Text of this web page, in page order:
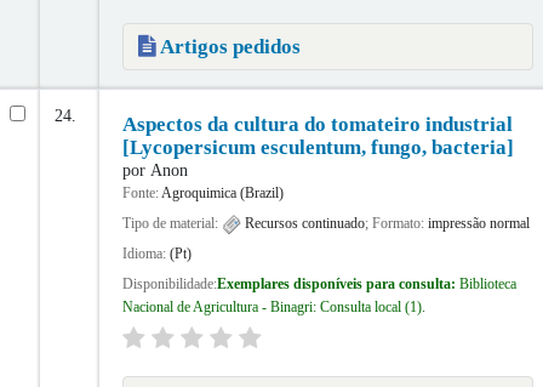
Artigos pedidos
24.
Aspectos da cultura do tomateiro industrial
[Lycopersicum esculentum, fungo, bacteria]
por Anon
Fonte: Agroquimica (Brazil)
Tipo de material:
Recursos continuado; Formato: impressão normal
Idioma: (Pt)
Disponibilidade:Exemplares disponíveis para consulta: Biblioteca
Nacional de Agricultura - Binagri: Consulta local (1).